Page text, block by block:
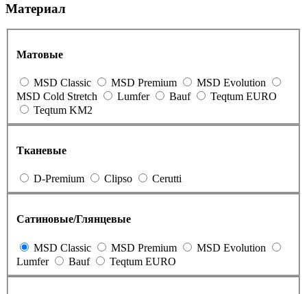
Материал
Матовые
MSD Classic MSD Premium
MSD Evolution
MSD Cold Stretch
Lumfer Bauf
Teqtum EURO
Teqtum KM2
Тканевые
D-Premium Clipso Cerutti
Сатиновые/Глянцевые
MSD Classic MSD Premium
MSD Evolution
Lumfer
Bauf Teqtum EURO